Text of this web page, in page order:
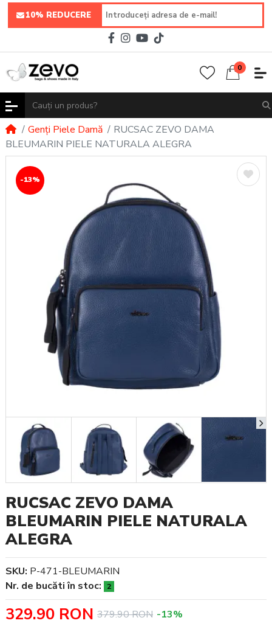
10% REDUCERE
0
Genți Piele Damă
RUCSAC ZEVO DAMA
BLEUMARIN PIELE NATURALA ALEGRA
-13%
RUCSAC ZEVO DAMA
BLEUMARIN PIELE NATURALA
ALEGRA
SKU: P-471-BLEUMARIN
Nr. de bucăti în stoc:
2
329.90 RON 379.90 RON -13%